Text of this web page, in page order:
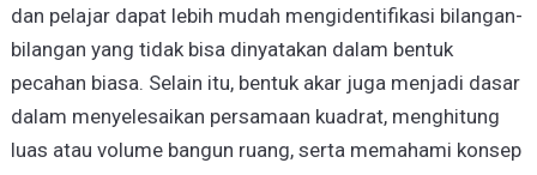
dan pelajar dapat lebih mudah mengidentifikasi bilangan-
bilangan yang tidak bisa dinyatakan dalam bentuk
pecahan biasa. Selain itu, bentuk akar juga menjadi dasar
dalam menyelesaikan persamaan kuadrat, menghitung
luas atau volume bangun ruang, serta memahami konsep